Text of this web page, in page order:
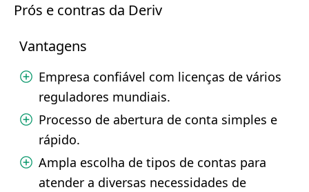
Prós e contras da Deriv
Vantagens
Empresa confiável com licenças de vários
reguladores mundiais.
Processo de abertura de conta simples e
rápido.
Ampla escolha de tipos de contas para
atender a diversas necessidades de